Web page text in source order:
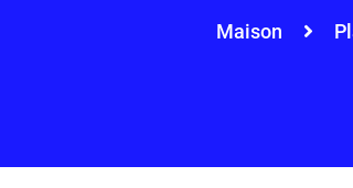
Maison